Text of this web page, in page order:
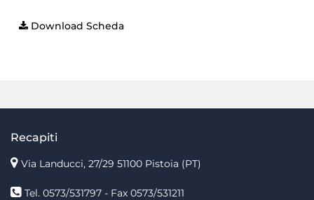
Download Scheda
Recapiti
Via Landucci, 27/29 51100 Pistoia (PT)
Tel. 0573/531797 - Fax 0573/531211